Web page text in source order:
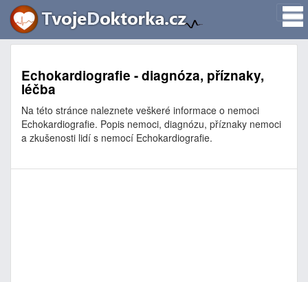
Echokardiografie - diagnóza, příznaky,
léčba
Na této stránce naleznete veškeré informace o nemoci
Echokardiografie. Popis nemoci, diagnózu, příznaky nemoci
a zkušenosti lidí s nemocí Echokardiografie.